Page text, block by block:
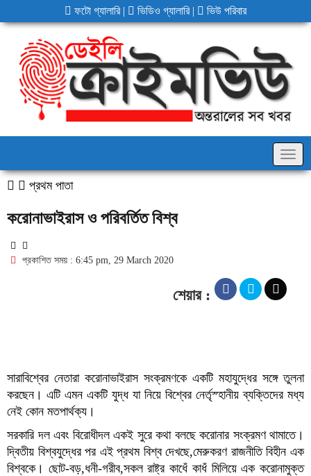
ফটো গ্যালারি | ভিডিও গ্যালারি | ভিউ পরিবার
প্রথম পাতা
করোনাভাইরাস ও পরিবর্তিত বিশ্ব
প্রকাশিত সময় : 6:45 pm, 29 March 2020
শেয়ার :
সারাবিশ্বের নেতারা করোনাভাইরাস সংক্রমণকে একটি মহাযুদ্ধের সঙ্গে তুলনা
করছেন। এটি এমন একটি যুদ্ধ যা নিয়ে বিশ্বের নের্তৃস্হানীয় ব্যক্তিদের মধ্য
নেই কোন মতপার্থক্য।
সরকারি দল এবং বিরোধীদল একই সুরে কথা বলছে করোনার সংক্রমণ থামাতে।
দ্বিতীয় বিশ্বযুদ্ধের পর এই প্রথম বিশ্ব দেখছে,মেরুকরণ রাজনীতি বিহীন এক
বিশ্বকে। ছোট-বড়,ধনী-গরীব,সকল রাষ্ট্র কাধেঁ কাধঁ মিলিয়ে এক করোনামুক্ত